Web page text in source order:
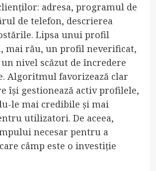
adresa, programul de
de telefon, descrierea
Lipsa unui profil
mai rău, un profil neverificat,
un nivel scăzut de încredere
Algoritmul favorizează clar
își gestionează activ profilele,
le mai credibile și mai
utilizatori. De aceea,
necesar pentru a
câmp este o investiție